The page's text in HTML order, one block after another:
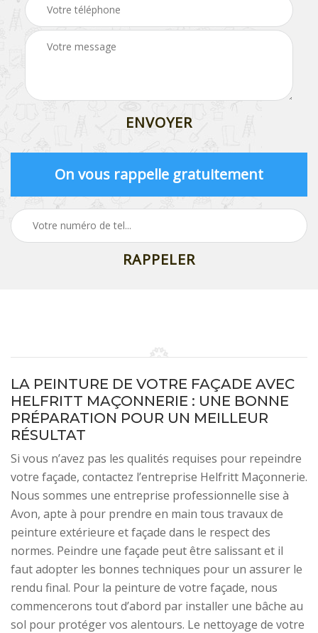
On vous rappelle gratuitement
LA PEINTURE DE VOTRE FAÇADE AVEC
HELFRITT MAÇONNERIE : UNE BONNE
PRÉPARATION POUR UN MEILLEUR
RÉSULTAT
Si vous n’avez pas les qualités requises pour repeindre
votre façade, contactez l’entreprise Helfritt Maçonnerie.
Nous sommes une entreprise professionnelle sise à
Avon, apte à pour prendre en main tous travaux de
peinture extérieure et façade dans le respect des
normes. Peindre une façade peut être salissant et il
faut adopter les bonnes techniques pour un assurer le
rendu final. Pour la peinture de votre façade, nous
commencerons tout d’abord par installer une bâche au
sol pour protéger vos alentours. Le nettoyage de votre